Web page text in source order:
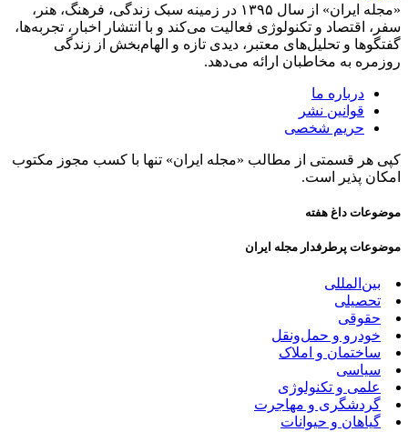
«مجله ایران» از سال ۱۳۹۵ در زمینه سبک زندگی، فرهنگ، هنر،
سفر، اقتصاد و تکنولوژی فعالیت می‌کند و با انتشار اخبار، تجربه‌ها،
گفتگوها و تحلیل‌های معتبر، دیدی تازه و الهام‌بخش از زندگی
روزمره به مخاطبان ارائه می‌دهد.
درباره ما
قوانین نشر
حریم شخصی
کپی هر قسمتی از مطالب «مجله ایران» تنها با کسب مجوز مکتوب
امکان پذیر است.
موضوعات داغ هفته
موضوعات پرطرفدار مجله ایران
بین‌المللی
تحصیلی
حقوقی
خودرو و حمل‌و‌نقل
ساختمان و املاک
سیاسی
علمی و تکنولوژی
گردشگری و مهاجرت
گیاهان و حیوانات